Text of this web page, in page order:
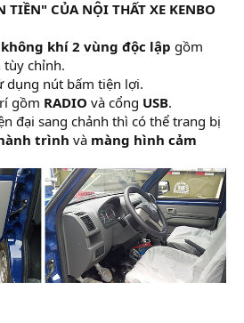
TIỀN" CỦA NỘI THẤT XE KENBO
khí 2 vùng độc lập gồm
tùy chỉnh.
dụng nút bấm tiện lợi.
gồm RADIO và cổng USB.
đại sang chảnh thì có thể trang bị
trình và màng hình cảm